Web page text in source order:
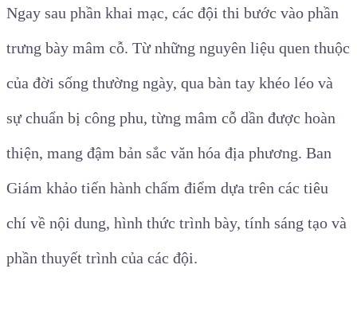
Ngay sau phần khai mạc, các đội thi bước vào phần
trưng bày mâm cỗ. Từ những nguyên liệu quen thuộc
của đời sống thường ngày, qua bàn tay khéo léo và
sự chuẩn bị công phu, từng mâm cỗ dần được hoàn
thiện, mang đậm bản sắc văn hóa địa phương. Ban
Giám khảo tiến hành chấm điểm dựa trên các tiêu
chí về nội dung, hình thức trình bày, tính sáng tạo và
phần thuyết trình của các đội.